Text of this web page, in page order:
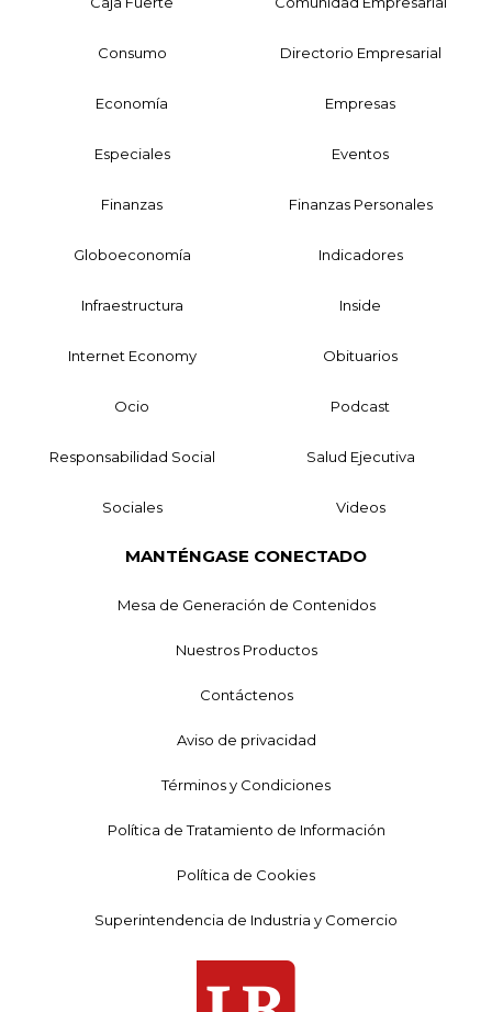
Consumo Directorio Empresarial
Economía Empresas
Especiales Eventos
Finanzas Finanzas Personales
Globoeconomía Indicadores
Infraestructura Inside
Internet Economy Obituarios
Ocio Podcast
Responsabilidad Social Salud Ejecutiva
Sociales Videos
MANTÉNGASE CONECTADO
Mesa de Generación de Contenidos
Nuestros Productos
Contáctenos
Aviso de privacidad
Términos y Condiciones
Política de Tratamiento de Información
Política de Cookies
Superintendencia de Industria y Comercio